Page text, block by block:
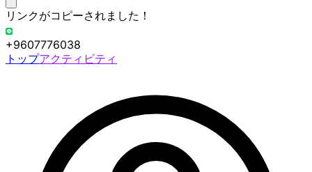
リンクがコピーされました！
+9607776038
トップアクティビティ